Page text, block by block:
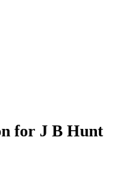
for J B Hunt